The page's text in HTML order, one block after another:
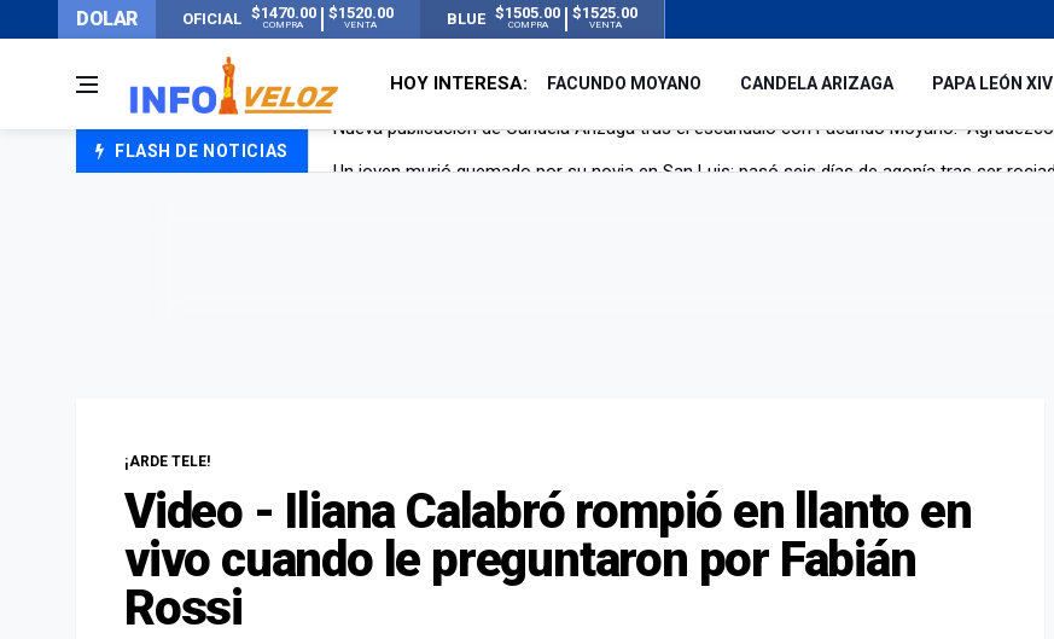
DOLAR OFICIAL $1470.00
COMPRA
$1520.00
VENTA BLUE $1505.00
COMPRA
$1525.00
VENTA
HOY INTERESA: FACUNDO MOYANO CANDELA ARIZAGA PAPA LEÓN XIV
FLASH DE NOTICIAS
¡ARDE TELE!
Video - Iliana Calabró rompió en llanto en
vivo cuando le preguntaron por Fabián
Rossi